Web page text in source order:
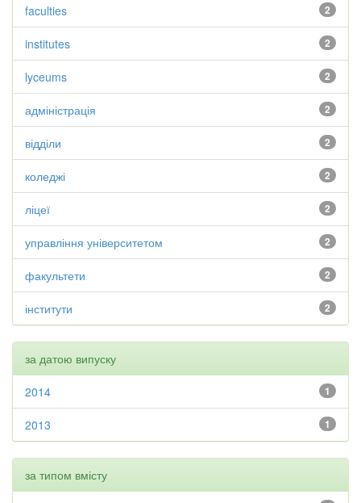
2
faculties
2
institutes
2
lyceums
2
адміністрація
2
відділи
2
коледжі
2
ліцеї
2
управління університетом
2
факультети
2
інститути
за датою випуску
1
2014
1
2013
за типом вмісту